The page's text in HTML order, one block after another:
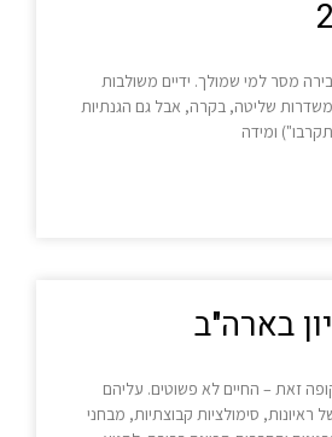
מסר למי שמולך. ידיים משולבות
משדרות שליטה, בקרה, אבל גם הגנתיות
ומידה
בארה"ב
זאת – החיים לא פשוטים. עליהם
סימולציות קבוצתיות, מבחני